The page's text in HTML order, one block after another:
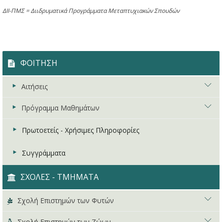
ΔΙΙ-ΠΜΣ = Διιδρυματικά Προγράμματα Μεταπτυχιακών Σπουδών
ΦΟΙΤΗΣΗ
Αιτήσεις
Σπουδαστικά Θέματα
Πρακτική Άσκηση
Δωρεάν Σίτιση
Στεγαστικό Επίδομα
Υγειονομική Περίθαλψη
Πρόγραμμα Μαθημάτων
Χειμερινό Πρόγραμμα
Εαρινό Πρόγραμμα
Προγράμματα Εξεταστικής
Χρονοδιάγραμμα Σπουδών
Πρωτοετείς - Χρήσιμες Πληροφορίες
Συγγράμματα
ΣΧΟΛΕΣ - ΤΜΗΜΑΤΑ
Σχολή Επιστημών των Φυτών